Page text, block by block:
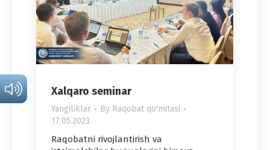
Xalqaro seminar
Yangiliklar By Raqobat qo'mitasi
17.05.2023
Raqobatni rivojlantirish va